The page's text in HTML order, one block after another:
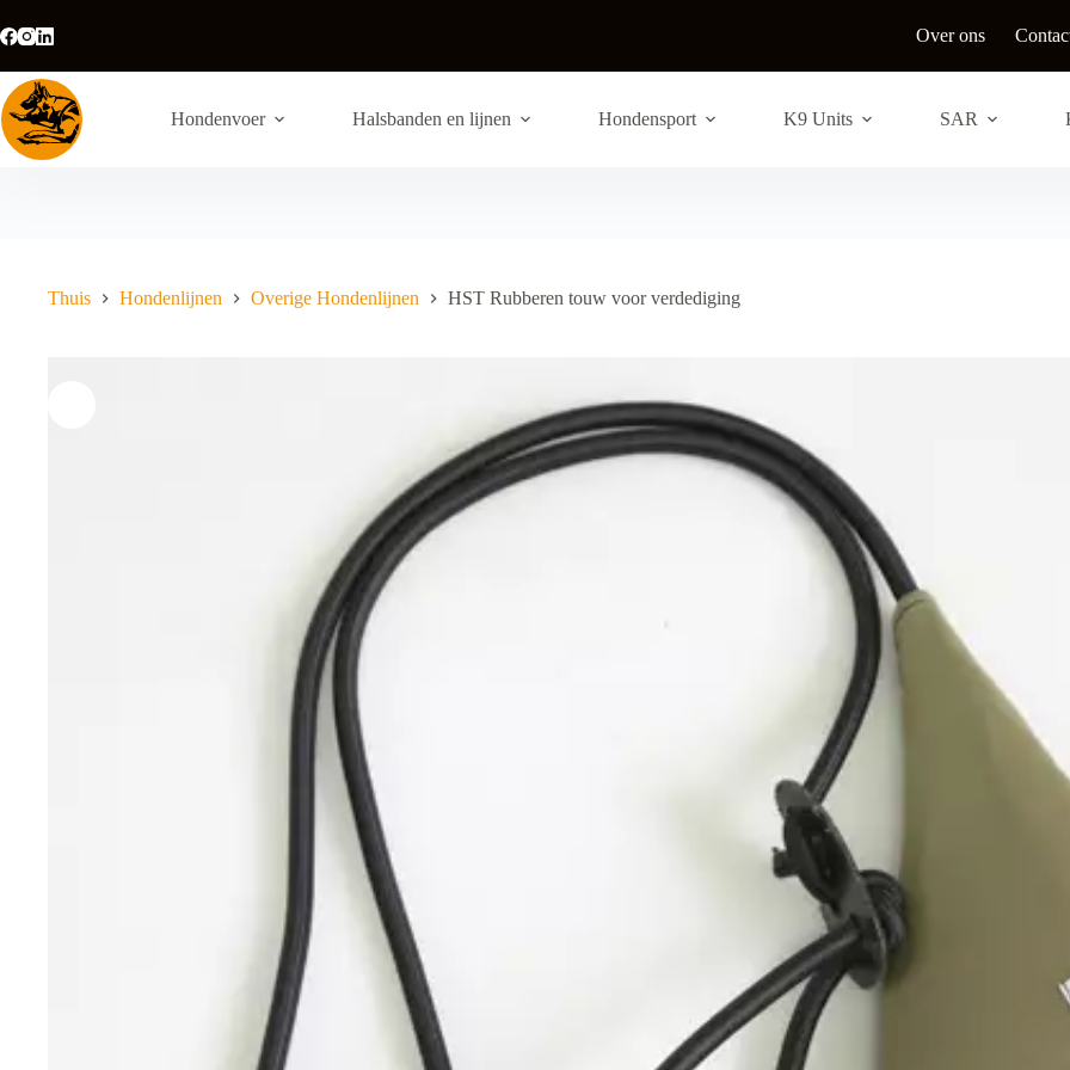
naar
de
inhoud
Over ons
Hondenvoer Halsbanden en lijnen Hondensport K9 Units SAR
Thuis Hondenlijnen Overige Hondenlijnen HST Rubberen touw voor verdediging